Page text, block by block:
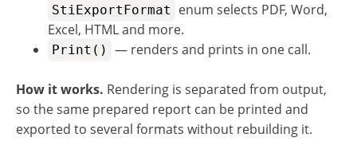
StiExportFormat
enum selects PDF, Word,
Excel, HTML and more.
Print() — renders and prints in one call.
How it works. Rendering is separated from output,
so the same prepared report can be printed and
exported to several formats without rebuilding it.